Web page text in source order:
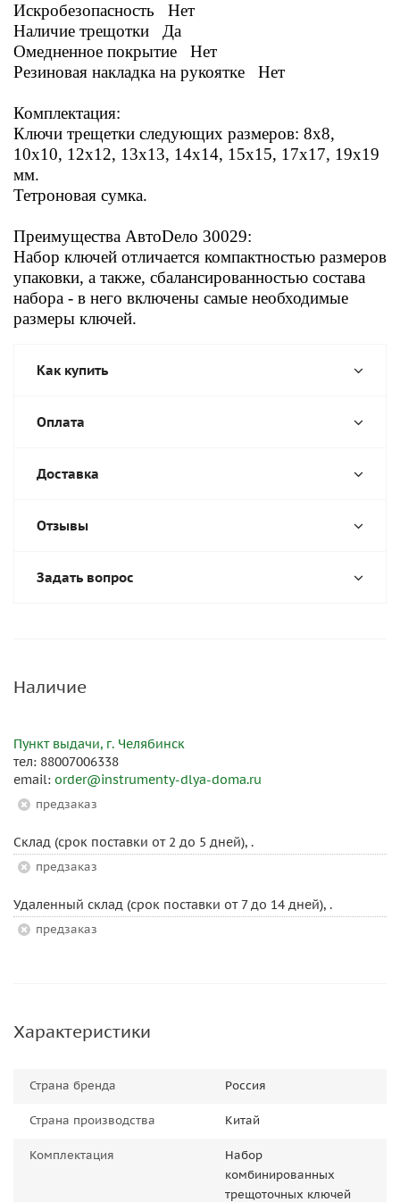
Искробезопасность Нет
Наличие трещотки Да
Омедненное покрытие Нет
Резиновая накладка на рукоятке Нет
Комплектация:
Ключи трещетки следующих размеров: 8x8,
10x10, 12x12, 13x13, 14x14, 15x15, 17x17, 19x19
мм.
Тетроновая сумка.
Преимущества АвтоDело 30029:
Набор ключей отличается компактностью размеров
упаковки, а также, сбалансированностью состава
набора - в него включены самые необходимые
размеры ключей.
Как купить
Оплата
Доставка
Отзывы
Задать вопрос
Наличие
Пункт выдачи, г. Челябинск
тел: 88007006338
email: order@instrumenty-dlya-doma.ru
Предзаказ
Склад (срок поставки от 2 до 5 дней), .
Предзаказ
Удаленный склад (срок поставки от 7 до 14 дней), .
Предзаказ
Характеристики
Страна бренда Россия
Страна производства Китай
Комплектация
Набор
комбинированных
трещоточных ключей